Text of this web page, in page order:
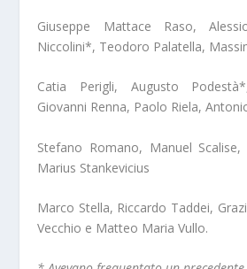
Giuseppe Mattace Raso,
Niccolini*, Teodoro Palatella,
Catia Perigli, Augusto
Giovanni Renna, Paolo Riela,
Stefano Romano, Manuel Scalise,
Marius Stankevicius
Marco Stella, Riccardo Taddei,
Vecchio e Matteo Maria Vullo.